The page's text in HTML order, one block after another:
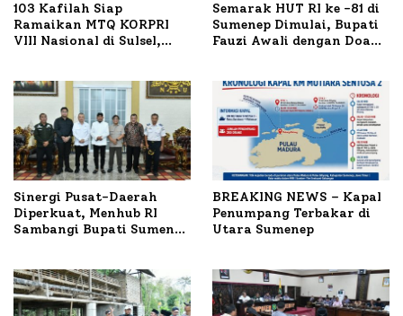
103 Kafilah Siap
Ramaikan MTQ KORPRI
VIII Nasional di Sulsel,
Semarak HUT RI ke -81 di
Sumenep Dimulai, Bupati
Fauzi Awali dengan Doa
Sinergi Pusat-Daerah
Diperkuat, Menhub RI
Sambangi Bupati Sumenep
BREAKING NEWS – Kapal
Penumpang Terbakar di
Utara Sumenep